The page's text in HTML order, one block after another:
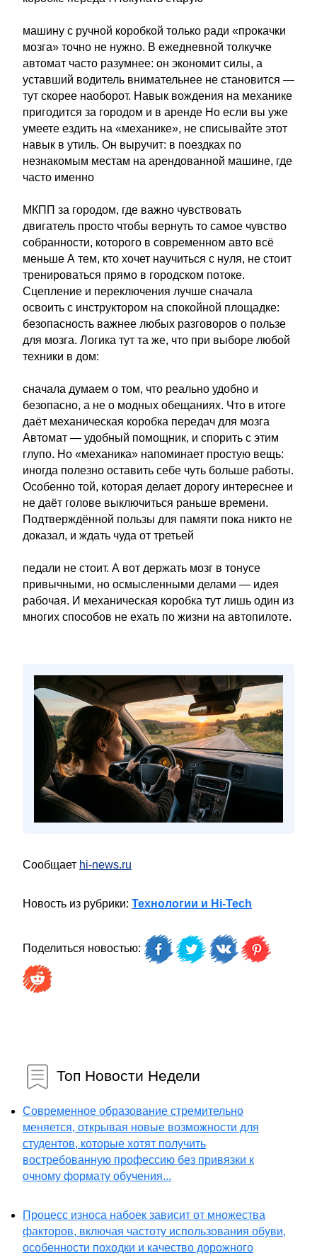
машину с ручной коробкой только ради «прокачки
мозга» точно не нужно. В ежедневной толкучке
автомат часто разумнее: он экономит силы, а
уставший водитель внимательнее не становится —
тут скорее наоборот. Навык вождения на механике
пригодится за городом и в аренде Но если вы уже
умеете ездить на «механике», не списывайте этот
навык в утиль. Он выручит: в поездках по
незнакомым местам на арендованной машине, где
часто именно
МКПП за городом, где важно чувствовать
двигатель просто чтобы вернуть то самое чувство
собранности, которого в современном авто всё
меньше А тем, кто хочет научиться с нуля, не стоит
тренироваться прямо в городском потоке.
Сцепление и переключения лучше сначала
освоить с инструктором на спокойной площадке:
безопасность важнее любых разговоров о пользе
для мозга. Логика тут та же, что при выборе любой
техники в дом:
сначала думаем о том, что реально удобно и
безопасно, а не о модных обещаниях. Что в итоге
даёт механическая коробка передач для мозга
Автомат — удобный помощник, и спорить с этим
глупо. Но «механика» напоминает простую вещь:
иногда полезно оставить себе чуть больше работы.
Особенно той, которая делает дорогу интереснее и
не даёт голове выключиться раньше времени.
Подтверждённой пользы для памяти пока никто не
доказал, и ждать чуда от третьей
педали не стоит. А вот держать мозг в тонусе
привычными, но осмысленными делами — идея
рабочая. И механическая коробка тут лишь один из
многих способов не ехать по жизни на автопилоте.
Сообщает hi-news.ru
Новость из рубрики: Технологии и Hi-Tech
Поделиться новостью:
Топ Новости Недели
Современное образование стремительно
меняется, открывая новые возможности для
студентов, которые хотят получить
востребованную профессию без привязки к
очному формату обучения...
Процесс износа набоек зависит от множества
факторов, включая частоту использования обуви,
особенности походки и качество дорожного